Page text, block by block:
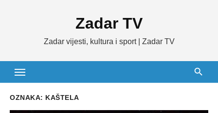
Zadar TV
Zadar vijesti, kultura i sport | Zadar TV
OZNAKA: KAŠTELA